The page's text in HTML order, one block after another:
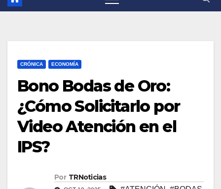
CRÓNICA ECONOMÍA
Bono Bodas de Oro:
¿Cómo Solicitarlo por
Video Atención en el
IPS?
Por TRNoticias